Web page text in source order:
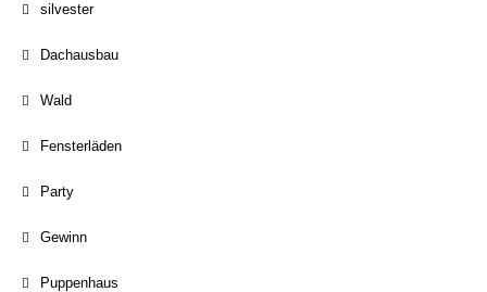
silvester
Dachausbau
Wald
Fensterläden
Party
Gewinn
Puppenhaus